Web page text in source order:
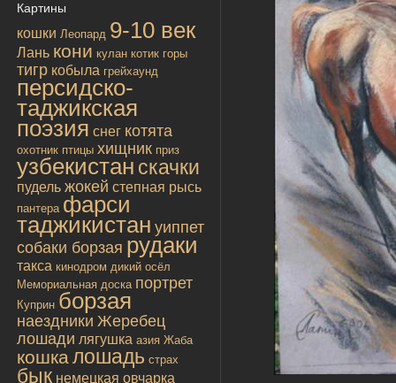
Картины
кошки Леопард 9-10 век
Лань кони кулан котик горы
тигр кобыла грейхаунд
персидско-
таджикская
поэзия снег котята
охотник птицы хищник приз
узбекистан скачки
пудель жокей степная рысь
пантера фарси
таджикистан уиппет
собаки борзая рудаки
такса кинодром дикий осёл
Мемориальная доска портрет
Куприн борзая
наездники Жеребец
лошади лягушка азия Жаба
кошкалошадь страх
бык немецкая овчарка